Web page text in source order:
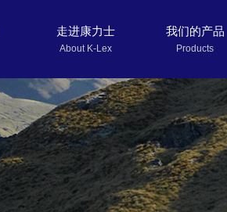
About K-Lex Products
走进康力士 我们的产品